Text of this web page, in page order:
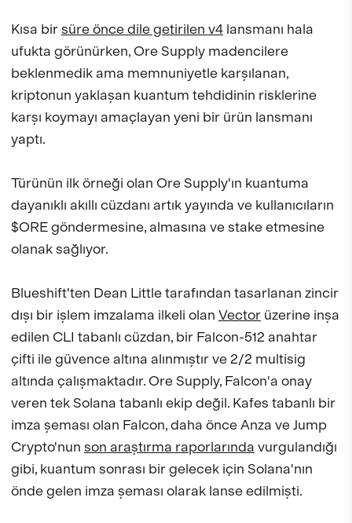
Kısa birsüre önce dile getirilen v4 lansmanı hala
ufukta görünürken, Ore Supply madencilere
beklenmedik ama memnuniyetle karşılanan,
kriptonun yaklaşan kuantum tehdidinin risklerine
karşı koymayı amaçlayan yeni bir ürün lansmanı
yaptı.
Türünün ilk örneği olan Ore Supply'ın kuantuma
dayanıklı akıllı cüzdanı artık yayında ve kullanıcıların
$ORE göndermesine, almasına ve stake etmesine
olanak sağlıyor.
Blueshift'ten Dean Little tarafından tasarlanan zincir
dışı bir işlem imzalama ilkeli olan Vector üzerine inşa
edilen CLI tabanlı cüzdan, bir Falcon-512 anahtar
çifti ile güvence altına alınmıştır ve 2/2 multisig
altında çalışmaktadır. Ore Supply, Falcon'a onay
veren tek Solana tabanlı ekip değil. Kafes tabanlı bir
imza şeması olan Falcon, daha önce Anza ve Jump
Crypto'nun son araştırma raporlarında vurgulandığı
gibi, kuantum sonrası bir gelecek için Solana'nın
önde gelen imza şeması olarak lanse edilmişti.